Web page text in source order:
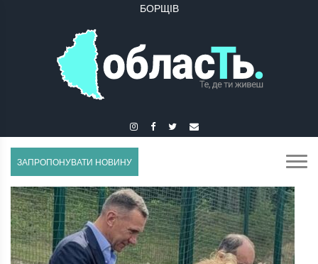
ЗАПРОПОНУВАТИ НОВИНУ